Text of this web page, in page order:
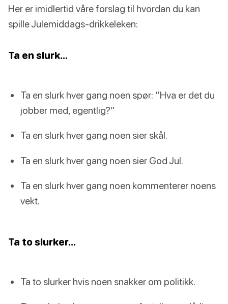
Her er imidlertid våre forslag til hvordan du kan
spille Julemiddags-drikkeleken:
Ta en slurk…
Ta en slurk hver gang noen spør: “Hva er det du
jobber med, egentlig?”
Ta en slurk hver gang noen sier skål.
Ta en slurk hver gang noen sier God Jul.
Ta en slurk hver gang noen kommenterer noens
vekt.
Ta to slurker…
Ta to slurker hvis noen snakker om politikk.